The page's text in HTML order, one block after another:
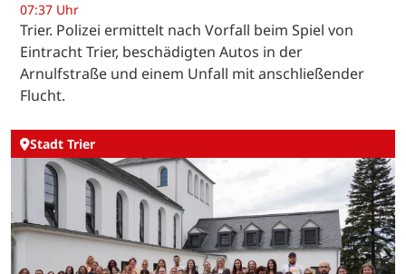
07:37 Uhr
Trier. Polizei ermittelt nach Vorfall beim Spiel von
Eintracht Trier, beschädigten Autos in der
Arnulfstraße und einem Unfall mit anschließender
Flucht.
Stadt Trier